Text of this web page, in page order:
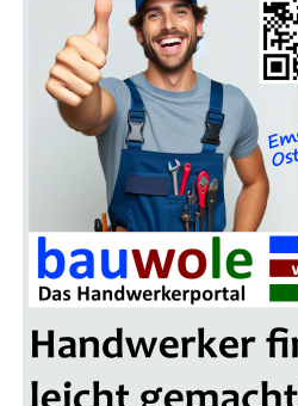
stat­tungs­merk­ma­le ach­ten und
Optio­nen sichern. Dann steht
voll unver­gess­li­cher Momen­te
Tipp zur Buchung:
sön­li­che Bera­tung
Gibt es Unsi­cher­hei­ten,
Regi­on am bes­ten passt?
unter­stüt­zen ger­ne bei der
land PRO­FiL Rei­senken­nen
per­sön­lich und bera­ten
Anla­gen, opti­ma­len Flug­zei­ten
Tarifoptionen.